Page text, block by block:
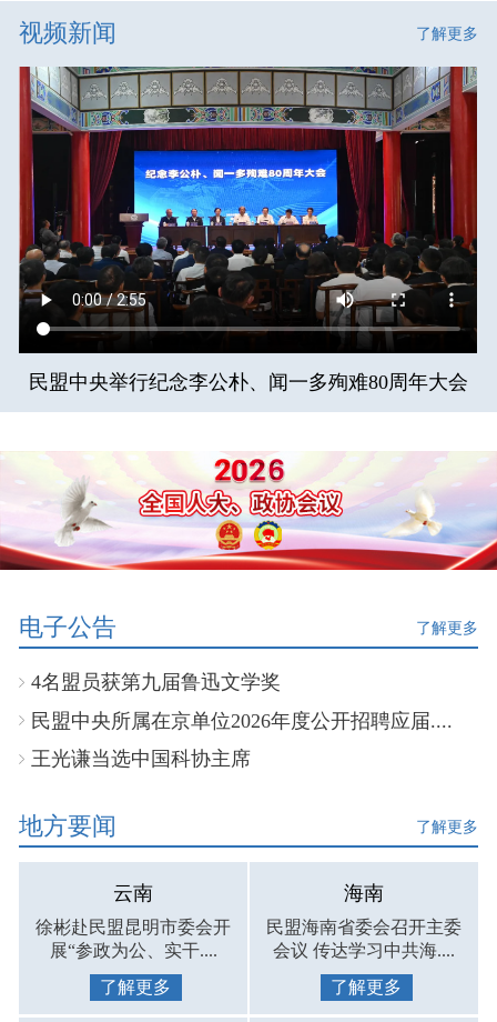
视频新闻 了解更多
民盟中央举行纪念李公朴、闻一多殉难80周年大会
电子公告 了解更多
4名盟员获第九届鲁迅文学奖
民盟中央所属在京单位2026年度公开招聘应届....
王光谦当选中国科协主席
地方要闻 了解更多
云南
徐彬赴民盟昆明市委会开
展“参政为公、实干....
了解更多
海南
民盟海南省委会召开主委
会议 传达学习中共海....
了解更多